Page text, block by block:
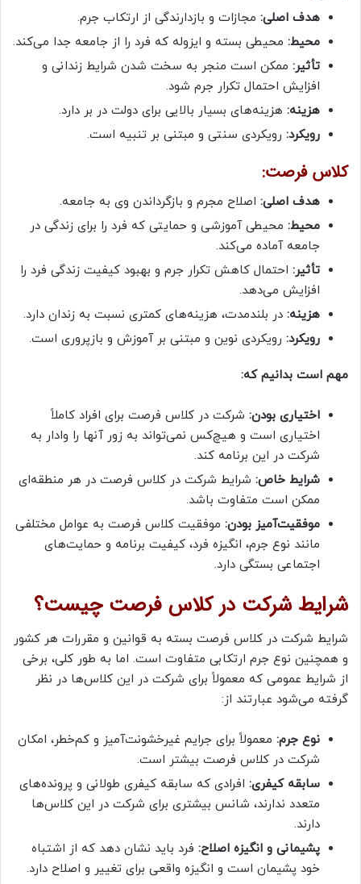
هدف اصلی: مجازات و بازدارندگی از ارتکاب جرم.
محیط: محیطی بسته و ایزوله که فرد را از جامعه جدا می‌کند.
تأثیر: ممکن است منجر به سخت شدن شرایط زندانی و
افزایش احتمال تکرار جرم شود.
هزینه: هزینه‌های بسیار بالایی برای دولت در بر دارد.
رویکرد: رویکردی سنتی و مبتنی بر تنبیه است.
کلاس فرصت:
هدف اصلی: اصلاح مجرم و بازگرداندن وی به جامعه.
محیط: محیطی آموزشی و حمایتی که فرد را برای زندگی در
جامعه آماده می‌کند.
تأثیر: احتمال کاهش تکرار جرم و بهبود کیفیت زندگی فرد را
افزایش می‌دهد.
هزینه: در بلندمدت، هزینه‌های کمتری نسبت به زندان دارد.
رویکرد: رویکردی نوین و مبتنی بر آموزش و بازپروری است.
مهم است بدانیم که:
اختیاری بودن: شرکت در کلاس فرصت برای افراد کاملاً
اختیاری است و هیچ‌کس نمی‌تواند به زور آنها را وادار به
شرکت در این برنامه کند.
شرایط خاص: شرایط شرکت در کلاس فرصت در هر منطقه‌ای
ممکن است متفاوت باشد.
موفقیت‌آمیز بودن: موفقیت کلاس فرصت به عوامل مختلفی
مانند نوع جرم، انگیزه فرد، کیفیت برنامه و حمایت‌های
اجتماعی بستگی دارد.
شرایط شرکت در کلاس فرصت چیست؟
شرایط شرکت در کلاس فرصت بسته به قوانین و مقررات هر کشور
و همچنین نوع جرم ارتکابی متفاوت است. اما به طور کلی، برخی
از شرایط عمومی که معمولاً برای شرکت در این کلاس‌ها در نظر
گرفته می‌شود عبارتند از:
نوع جرم: معمولاً برای جرایم غیرخشونت‌آمیز و کم‌خطر، امکان
شرکت در کلاس فرصت بیشتر است.
سابقه کیفری: افرادی که سابقه کیفری طولانی و پرونده‌های
متعدد ندارند، شانس بیشتری برای شرکت در این کلاس‌ها
دارند.
پشیمانی و انگیزه اصلاح: فرد باید نشان دهد که از اشتباه
خود پشیمان است و انگیزه واقعی برای تغییر و اصلاح دارد.